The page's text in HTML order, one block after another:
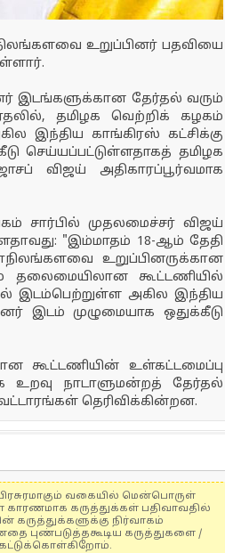
உறுப்பினர் பதவியை
இடங்களுக்கான தேர்தல் வரும்
தமிழக வெற்றிக் கழகம்
இந்திய காங்கிரஸ் கட்சிக்கு
செய்யப்பட்டுள்ளதாகத் தமிழக
விஜய் அதிகாரப்பூர்வமாக
சார்பில் முதலமைச்சர் விஜய்
"இம்மாதம் 18-ஆம் தேதி
உறுப்பினருக்கான
தலைமையிலான கூட்டணியில்
இடம்பெற்றுள்ள அகில இந்திய
இடம் முழுமையாக ஒதுக்கீடு
கூட்டணியின் உள்கட்டமைப்பு
உறவு நாடாளுமன்றத் தேர்தல்
தெரிவிக்கின்றன.
வகையில் மென்பொருள்
காரணமாக கருத்துக்கள் பதிவாவதில்
கருத்துக்களுக்கு நிர்வாகம்
புண்படுத்தகூடிய கருத்துகளை /